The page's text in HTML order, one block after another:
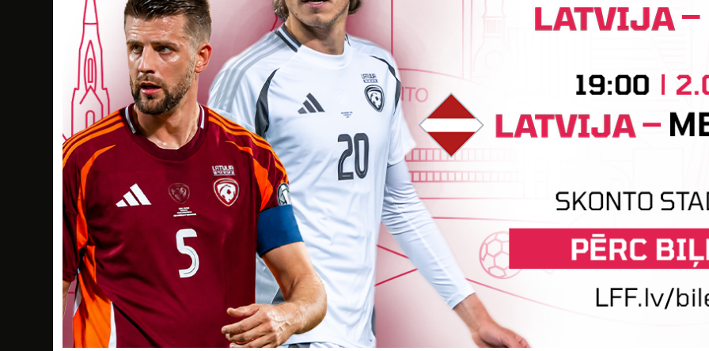
Ričards Krūmiņš
Dzimšanas datums: 07.06.2011. Spēlētāja statuss: Amatieris
Matvejs Kuzmins
Dzimšanas datums: 08.06.2011. Spēlētāja statuss: Amatieris
Jānis Lasmanis
Dzimšanas datums: 01.02.2010. Spēlētāja statuss: Amatieris
Mareks Margitičs
Dzimšanas datums: 10.08.2010. Spēlētāja statuss: Amatieris
Mārtiņš Matjuks
Dzimšanas datums: 09.04.2011. Spēlētāja statuss: Amatieris
Gustavs Maulics
Dzimšanas datums: 10.11.2011. Spēlētāja statuss: Amatieris